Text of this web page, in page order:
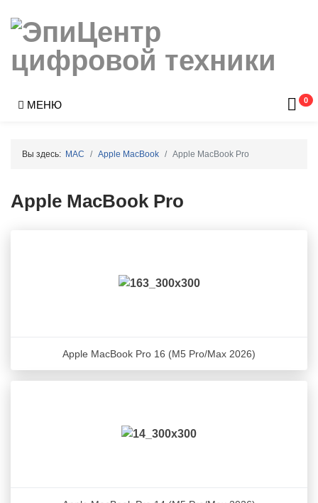
МЕНЮ 0
Вы здесь: MAC Apple MacBook Apple MacBook Pro
Apple MacBook Pro
Apple MacBook Pro 16 (M5 Pro/Max 2026)